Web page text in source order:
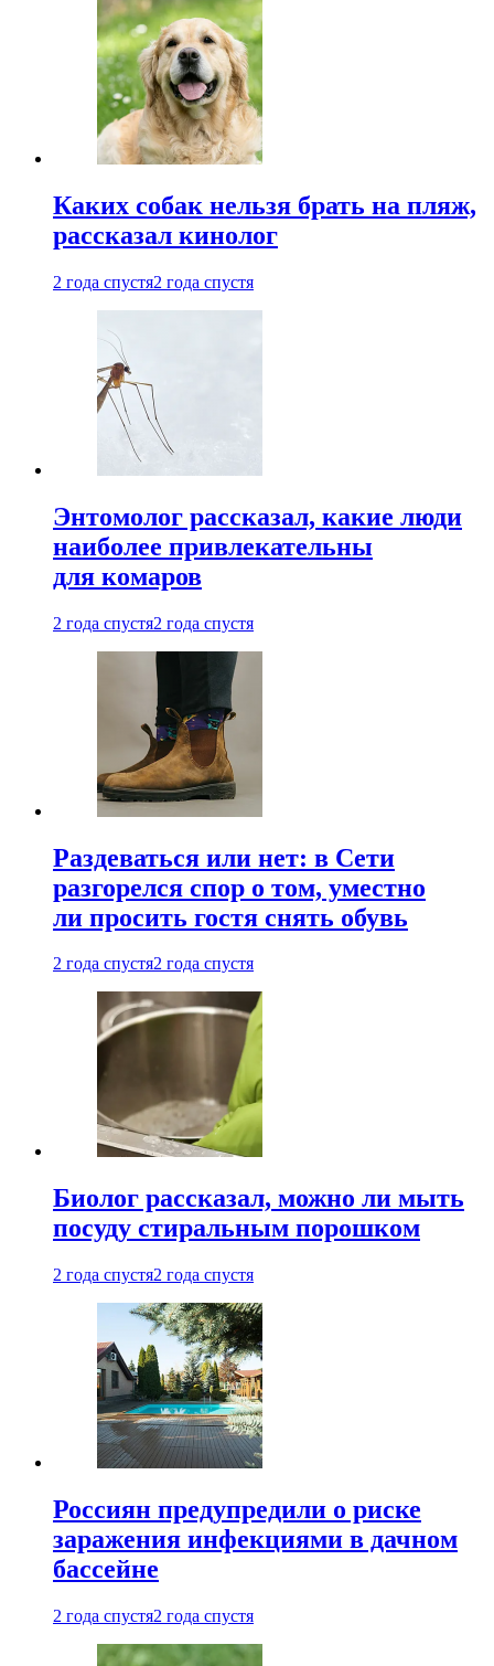
Каких собак нельзя брать на пляж,
рассказал кинолог
2 года спустя2 года спустя
Энтомолог рассказал, какие люди
наиболее привлекательны
для комаров
2 года спустя2 года спустя
Раздеваться или нет: в Сети
разгорелся спор о том, уместно
ли просить гостя снять обувь
2 года спустя2 года спустя
Биолог рассказал, можно ли мыть
посуду стиральным порошком
2 года спустя2 года спустя
Россиян предупредили о риске
заражения инфекциями в дачном
бассейне
2 года спустя2 года спустя